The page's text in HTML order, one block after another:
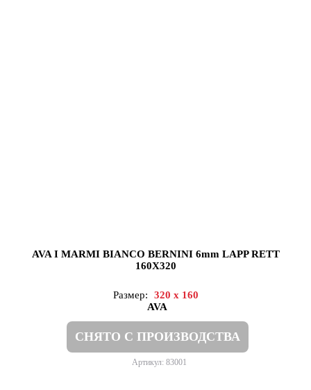
AVA I MARMI BIANCO BERNINI 6mm LAPP RETT
160X320
Размер:
320 x 160
AVA
СНЯТО С ПРОИЗВОДСТВА
Артикул: 83001